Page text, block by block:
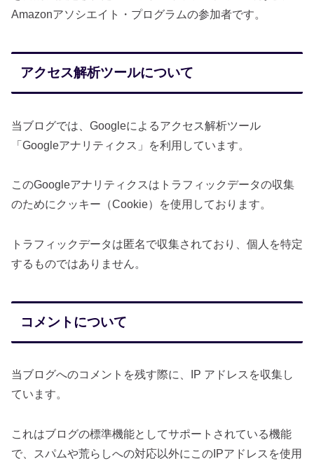
Amazonアソシエイト・プログラムの参加者です。
アクセス解析ツールについて
当ブログでは、Googleによるアクセス解析ツール
「Googleアナリティクス」を利用しています。
このGoogleアナリティクスはトラフィックデータの収集
のためにクッキー（Cookie）を使用しております。
トラフィックデータは匿名で収集されており、個人を特定
するものではありません。
コメントについて
当ブログへのコメントを残す際に、IP アドレスを収集し
ています。
これはブログの標準機能としてサポートされている機能
で、スパムや荒らしへの対応以外にこのIPアドレスを使用